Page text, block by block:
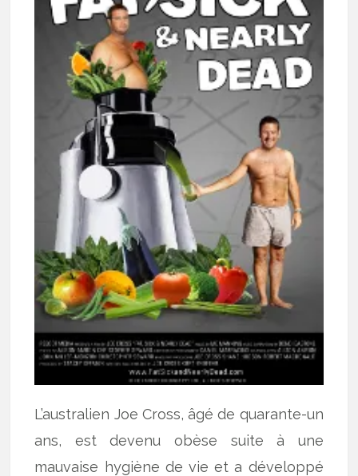
L’australien Joe Cross, âgé de quarante-un
ans, est devenu obèse suite à une
mauvaise hygiène de vie et a développé